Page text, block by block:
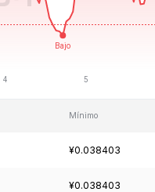
Mínimo
¥0.038403
¥0.038403